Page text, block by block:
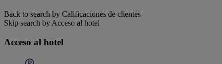
Back to search by Calificaciones de clientes
Skip search by Acceso al hotel
Acceso al hotel